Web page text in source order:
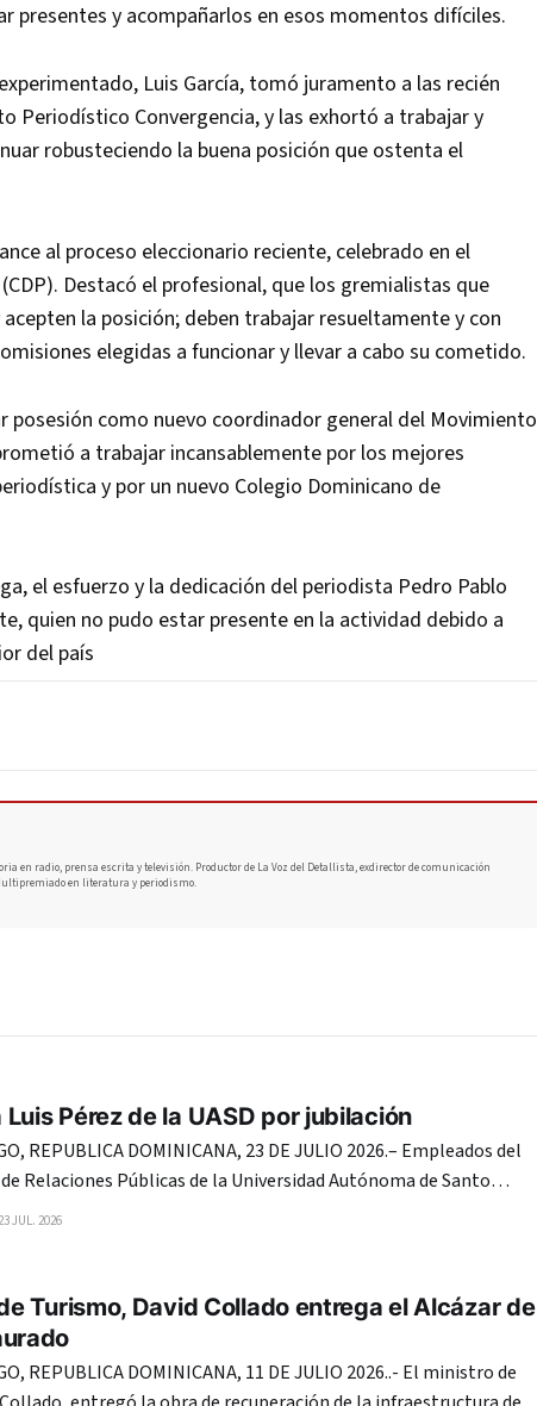
presentes y acompañarlos en esos momentos difíciles.
Luis García, tomó juramento a las recién
Periodístico Convergencia, y las exhortó a trabajar y
robusteciendo la buena posición que ostenta el
al proceso eleccionario reciente, celebrado en el
Destacó el profesional, que los gremialistas que
la posición; deben trabajar resueltamente y con
elegidas a funcionar y llevar a cabo su cometido.
posesión como nuevo coordinador general del Movimiento
a trabajar incansablemente por los mejores
y por un nuevo Colegio Dominicano de
el esfuerzo y la dedicación del periodista Pedro Pablo
quien no pudo estar presente en la actividad debido a
del país
en radio, prensa escrita y televisión. Productor de La Voz del Detallista, exdirector de comunicación
en literatura y periodismo.
Pérez de la UASD por jubilación
REPUBLICA DOMINICANA, 23 DE JULIO 2026.– Empleados del
Relaciones Públicas de la Universidad Autónoma de Santo
despidieron a Luis Perez como director de esa dependencia. Los
JUL. 2026
Turismo, David Collado entrega el Alcázar de
REPUBLICA DOMINICANA, 11 DE JULIO 2026..- El ministro de